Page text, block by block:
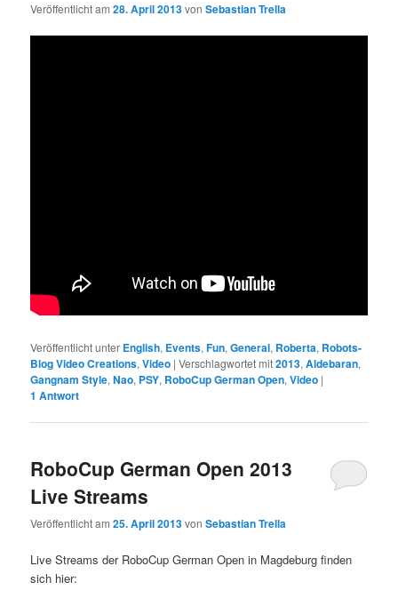
Veröffentlicht am28. April 2013vonSebastian Trella
Veröffentlicht unter English, Events,Fun,General, Roberta, Robots-
Blog Video Creations,Video |Verschlagwortet mit2013,Aldebaran,
Gangnam Style,Nao, PSY, RoboCup German Open,Video |
1 Antwort
RoboCup German Open 2013
Live Streams
Veröffentlicht am25. April 2013vonSebastian Trella
Live Streams der RoboCup German Open in Magdeburg finden
sich hier: